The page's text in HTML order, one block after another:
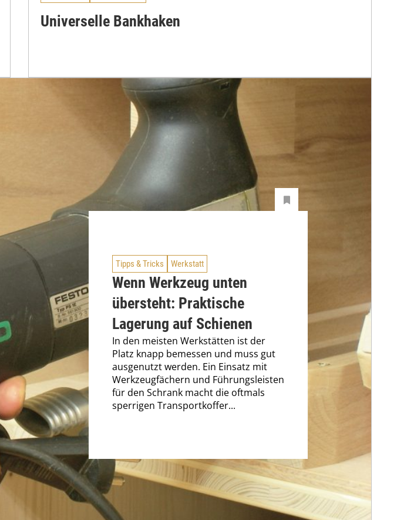
Universelle Bankhaken
Tipps & Tricks Werkstatt
Wenn Werkzeug unten
übersteht: Praktische
Lagerung auf Schienen
In den meisten Werkstätten ist der
Platz knapp bemessen und muss gut
ausgenutzt werden. Ein Einsatz mit
Werkzeugfächern und Führungsleisten
für den Schrank macht die oftmals
sperrigen Transportkoffer...